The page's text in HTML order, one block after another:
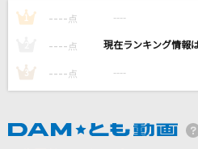
[生音]サヨナラ
1 ---- 点 ----
---- 点 ----
3 ---- 点 ----